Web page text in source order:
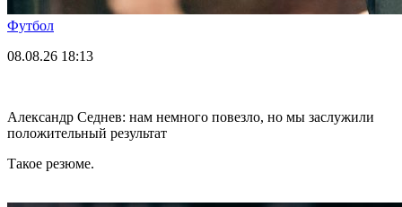
Футбол
08.08.26 18:13
Александр Седнев: нам немного повезло, но мы заслужили
положительный результат
Такое резюме.